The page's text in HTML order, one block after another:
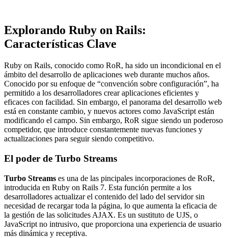
Explorando Ruby on Rails:
Características Clave
Ruby on Rails, conocido como RoR, ha sido un incondicional en el
ámbito del desarrollo de aplicaciones web durante muchos años.
Conocido por su enfoque de “convención sobre configuración”, ha
permitido a los desarrolladores crear aplicaciones eficientes y
eficaces con facilidad. Sin embargo, el panorama del desarrollo web
está en constante cambio, y nuevos actores como JavaScript están
modificando el campo. Sin embargo, RoR sigue siendo un poderoso
competidor, que introduce constantemente nuevas funciones y
actualizaciones para seguir siendo competitivo.
El poder de Turbo Streams
Turbo Streams es una de las pincipales incorporaciones de RoR,
introducida en Ruby on Rails 7. Esta función permite a los
desarrolladores actualizar el contenido del lado del servidor sin
necesidad de recargar toda la página, lo que aumenta la eficacia de
la gestión de las solicitudes AJAX. Es un sustituto de UJS, o
JavaScript no intrusivo, que proporciona una experiencia de usuario
más dinámica y receptiva.